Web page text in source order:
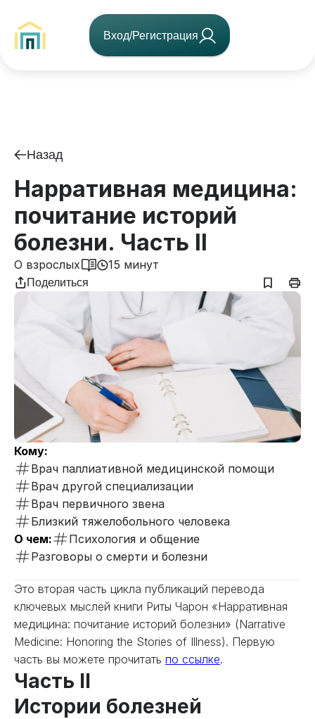
Вход/Регистрация
Назад
Нарративная медицина:
почитание историй
болезни. Часть II
О взрослых 15 минут
Поделиться
Кому:
Врач паллиативной медицинской помощи
Врач другой специализации
Врач первичного звена
Близкий тяжелобольного человека
О чем:
Психология и общение
Разговоры о смерти и болезни
Это вторая часть цикла публикаций перевода
ключевых мыслей книги Риты Чарон «Нарративная
медицина: почитание историй болезни» (Narrative
Medicine: Honoring the Stories of Illness). Первую
часть вы можете прочитать по ссылке.
Часть II
Истории болезней